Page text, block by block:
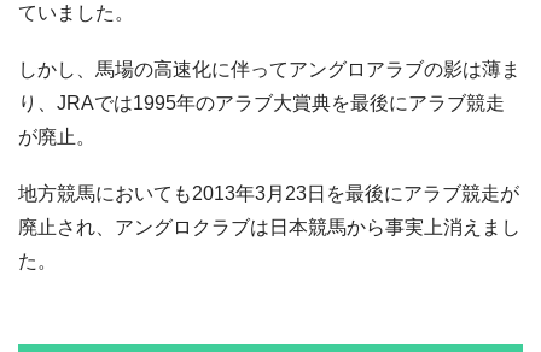
ていました。
しかし、馬場の高速化に伴ってアングロアラブの影は薄ま
り、JRAでは1995年のアラブ大賞典を最後にアラブ競走
が廃止。
地方競馬においても2013年3月23日を最後にアラブ競走が
廃止され、アングロクラブは日本競馬から事実上消えまし
た。